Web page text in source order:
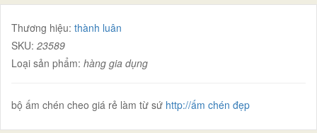
Thương hiệu: thành luân
SKU: 23589
Loại sản phẩm: hàng gia dụng
bộ ấm chén cheo giá rẻ làm từ sứ http://ấm chén đẹp